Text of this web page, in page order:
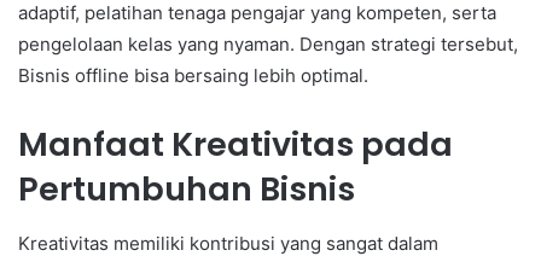
adaptif, pelatihan tenaga pengajar yang kompeten, serta
pengelolaan kelas yang nyaman. Dengan strategi tersebut,
Bisnis offline bisa bersaing lebih optimal.
Manfaat Kreativitas pada
Pertumbuhan Bisnis
Kreativitas memiliki kontribusi yang sangat dalam